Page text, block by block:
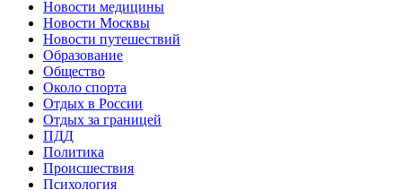
Новости медицины
Новости Москвы
Новости путешествий
Образование
Общество
Около спорта
Отдых в России
Отдых за границей
ПДД
Политика
Происшествия
Психология